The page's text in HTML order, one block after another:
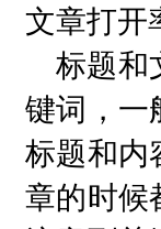
文章打开
标题和
键词，一
标题和内
章的时候